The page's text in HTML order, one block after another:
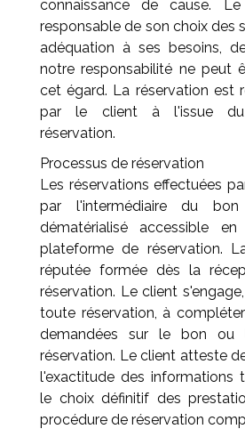
connaissance de cause.
responsable de son choix des
adéquation à ses besoins,
notre responsabilité ne peut
cet égard. La réservation est
par le client à l'issue du
réservation.
Processus de réservation
Les réservations effectuées
par l'intermédiaire du bon
dématérialisé accessible
plateforme de réservation.
réputée formée dès la
réservation. Le client
toute réservation, à
demandées sur le bon ou
réservation. Le client atteste
l'exactitude des informations
le choix définitif des
procédure de réservation